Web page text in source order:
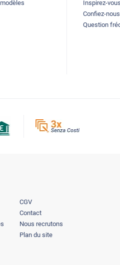
Inspirez-vous
Confiez-
Question
CGV
Contact
Nous recrutons
Plan du site